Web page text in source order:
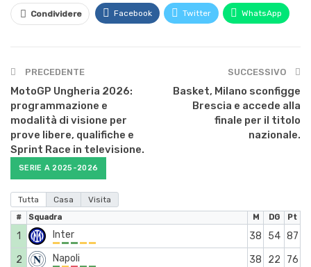
Condividere Facebook Twitter WhatsApp
PRECEDENTE
MotoGP Ungheria 2026:
programmazione e
modalità di visione per
prove libere, qualifiche e
Sprint Race in televisione.
SUCCESSIVO
Basket, Milano sconfigge
Brescia e accede alla
finale per il titolo
nazionale.
SERIE A 2025-2026
Tutta Casa Visita
# Squadra M DG Pt
1 Inter 38 54 87
2
Napoli 38 22
76